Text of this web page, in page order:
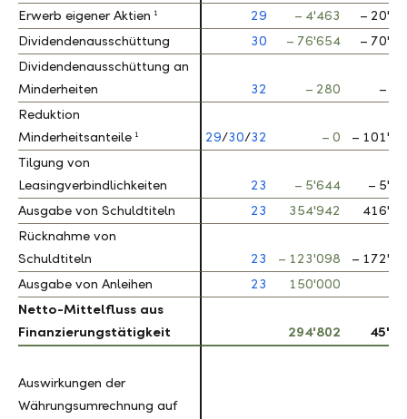
Erwerb eigener Aktien 1 29 – 4'463
–
Dividendenausschüttung
30 – 76'654
–
Dividendenausschüttung an
Minderheiten
32 – 280
–
Reduktion
Minderheitsanteile 1 29/30/32 – 0
–
Tilgung von
Leasingverbindlichkeiten
23 – 5'644
–
Ausgabe von Schuldtiteln
23 354'942
Rücknahme von
Schuldtiteln
23 – 123'098
–
Ausgabe von Anleihen
23 150'000
Netto-Mittelfluss aus
Finanzierungstätigkeit
294'802
Auswirkungen der
Währungsumrechnung auf
Erwerb eigener Aktien 1
Dividendenausschüttung
Dividendenausschüttung an
Minderheiten
Reduktion
Minderheitsanteile 1
Tilgung von
Leasingverbindlichkeiten
Ausgabe von Schuldtiteln
Rücknahme von
Schuldtiteln
Ausgabe von Anleihen
Netto-Mittelfluss aus
Finanzierungstätigkeit
Auswirkungen der
Währungsumrechnung auf